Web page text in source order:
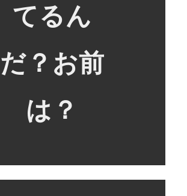
てるん
だ？お前
は？